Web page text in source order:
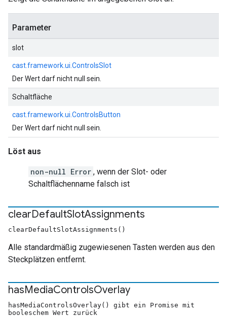
Parameter
slot
cast.framework.ui.ControlsSlot
Der Wert darf nicht null sein.
Schaltfläche
cast.framework.ui.ControlsButton
Der Wert darf nicht null sein.
Löst aus
non-null Error , wenn der Slot- oder
Schaltflächenname falsch ist
clearDefaultSlotAssignments
clearDefaultSlotAssignments()
Alle standardmäßig zugewiesenen Tasten werden aus den
Steckplätzen entfernt.
hasMediaControlsOverlay
hasMediaControlsOverlay() gibt ein Promise mit
booleschem Wert zurück